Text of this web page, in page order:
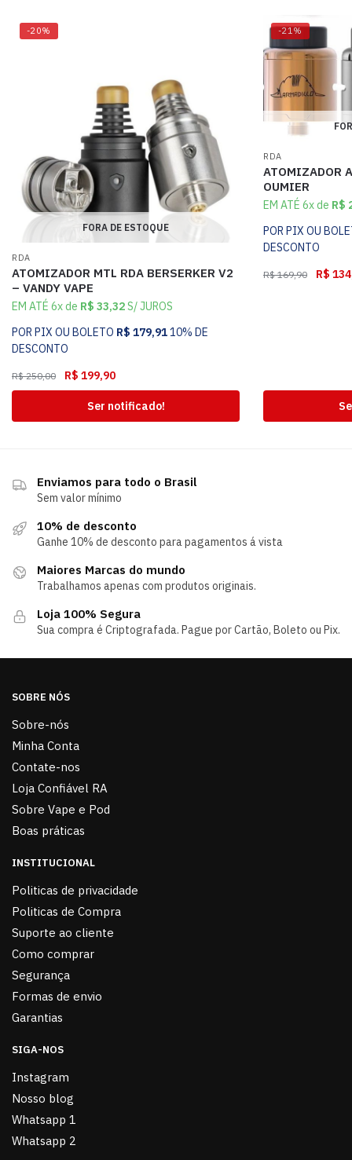
-20%
FORA DE ESTOQUE
RDA
ATOMIZADOR MTL RDA BERSERKER V2
– VANDY VAPE
EM ATÉ 6x de R$ 33,32S/ JUROS
POR PIX OU BOLETO R$ 179,9110% DE
DESCONTO
R$250,00 R$ 199,90
Ser notificado!
-21%
RDA
ATOMIZADOR
OUMIER
EM ATÉ 6x de R$
POR PIX OU
DESCONTO
R$169,90 R$
Enviamos para todo o Brasil
Sem valor mínimo
10% de desconto
Ganhe 10% de desconto para pagamentos á vista
Maiores Marcas do mundo
Trabalhamos apenas com produtos originais.
Loja 100% Segura
Sua compra é Criptografada. Pague por Cartão, Boleto ou Pix.
SOBRE NÓS
Sobre-nós
Minha Conta
Contate-nos
Loja Confiável RA
Sobre Vape e Pod
Boas práticas
INSTITUCIONAL
Politicas de privacidade
Politicas de Compra
Suporte ao cliente
Como comprar
Segurança
Formas de envio
Garantias
SIGA-NOS
Instagram
Nosso blog
Whatsapp 1
Whatsapp 2